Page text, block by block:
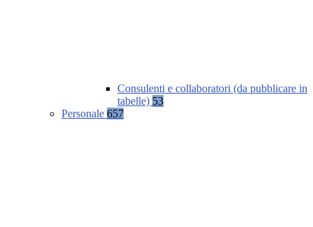
Consulenti e collaboratori (da pubblicare in
tabelle) 53
Personale 657